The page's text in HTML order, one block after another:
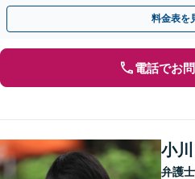
もお任せください【休日・夜間対応OK
料金表を
電話でお
小
弁護士